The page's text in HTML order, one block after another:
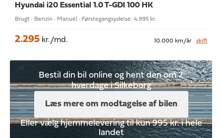
Hyundai i20 Essential 1.0 T-GDI 100 HK
Brugt · Benzin · Manuel · Førstegangsydelse: 4.995 kr.
2.295 kr./md. 10.000 km/år skift
Bestil din bil online og hent den om 2
hverdage i Silkeborg
Læs mere om modtagelse af bilen
Eller vælg hjemmelevering til kun 995 kr. i hele
landet